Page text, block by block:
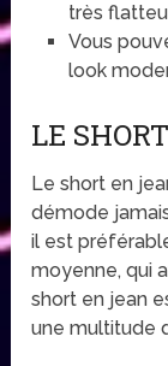
très
Vous
look
LE
Le short en
démode
il est
moyenne, qui
short en jean
une multitude